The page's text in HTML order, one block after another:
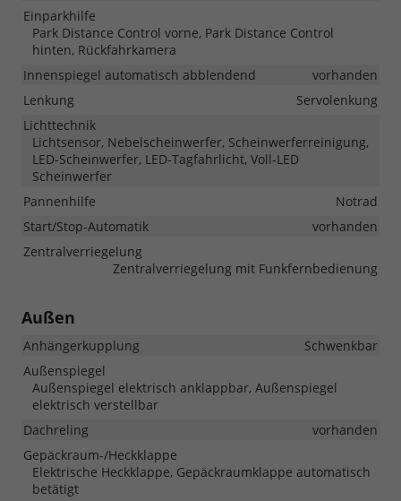
Einparkhilfe
Park Distance Control vorne, Park Distance Control
hinten, Rückfahrkamera
Innenspiegel automatisch abblendend
vorhanden
Lenkung
Servolenkung
Lichttechnik
Lichtsensor, Nebelscheinwerfer, Scheinwerferreinigung,
LED-Scheinwerfer, LED-Tagfahrlicht, Voll-LED
Scheinwerfer
Pannenhilfe
Notrad
Start/Stop-Automatik
vorhanden
Zentralverriegelung
Zentralverriegelung mit Funkfernbedienung
Außen
Anhängerkupplung
Schwenkbar
Außenspiegel
Außenspiegel elektrisch anklappbar, Außenspiegel
elektrisch verstellbar
Dachreling
vorhanden
Gepäckraum-/Heckklappe
Elektrische Heckklappe, Gepäckraumklappe automatisch
betätigt